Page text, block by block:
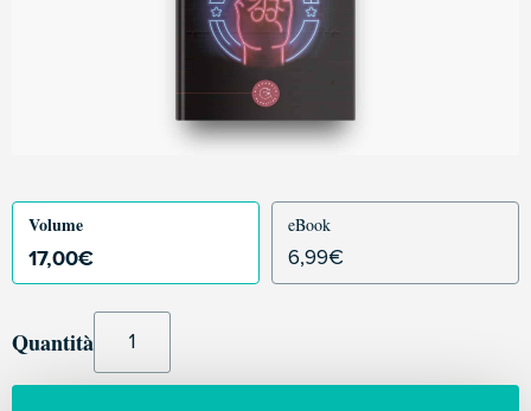
Volume
17,00€
eBook
6,99€
Quantità